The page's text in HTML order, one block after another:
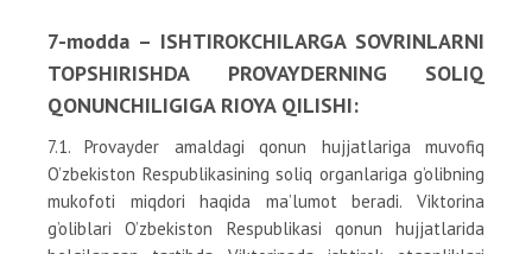
7-modda – ISHTIROKCHILARGA SOVRINLARNI
TOPSHIRISHDA PROVAYDERNING SOLIQ
QONUNCHILIGIGA RIOYA QILISHI:
7.1. Provayder amaldagi qonun hujjatlariga muvofiq
O’zbekiston Respublikasining soliq organlariga g’olibning
mukofoti miqdori haqida ma’lumot beradi. Viktorina
g’oliblari O’zbekiston Respublikasi qonun hujjatlarida